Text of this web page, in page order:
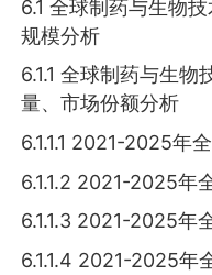
6.1 全球制药与生物
规模分析
6.1.1 全球制药与生
量、市场份额分析
6.1.1.1 2021-2025年
6.1.1.2 2021-2025年
6.1.1.3 2021-2025年
6.1.1.4 2021-2025年